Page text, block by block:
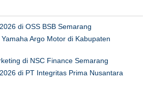
di OSS BSB Semarang
Argo Motor di Kabupaten
di NSC Finance Semarang
di PT Integritas Prima Nusantara